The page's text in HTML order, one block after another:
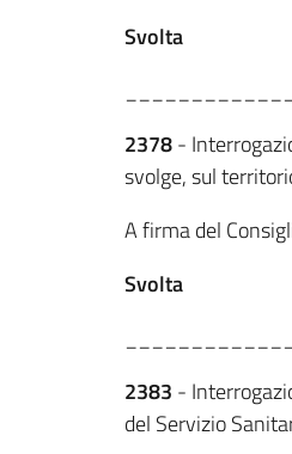
Svolta
2378-
svolge, sul
A firma del
Svolta
2383 -
del Servizio